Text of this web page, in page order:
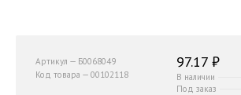
Артикул — Б0068049
Код товара — 00102118
97.17 ₽
В наличии
Под заказ